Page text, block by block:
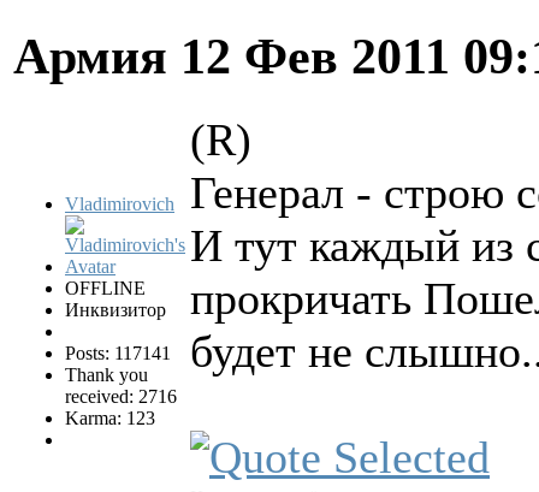
Армия 12 Фев 2011
Vladimirovich
OFFLINE
Инквизитор
Posts: 117141
Thank you
received: 2716
Karma: 123
(R)
Генерал - строю
И тут каждый из
прокричать
будет не